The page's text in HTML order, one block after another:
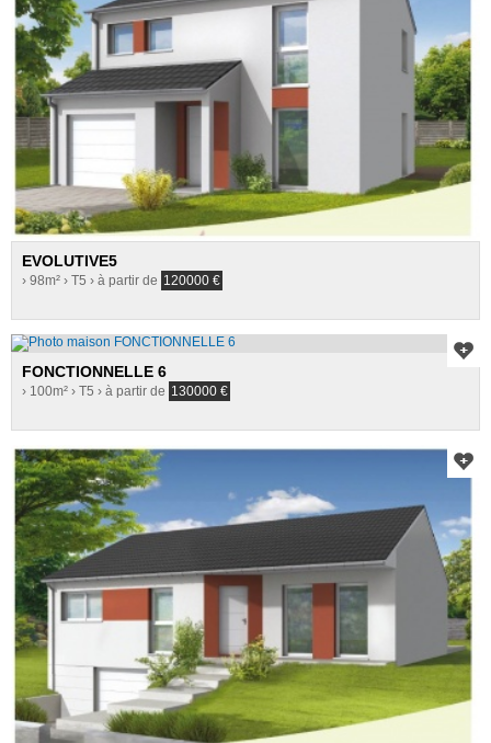
EVOLUTIVE5
› 98m² › T5 › à partir de 120000 €
FONCTIONNELLE 6
› 100m² › T5 › à partir de 130000 €